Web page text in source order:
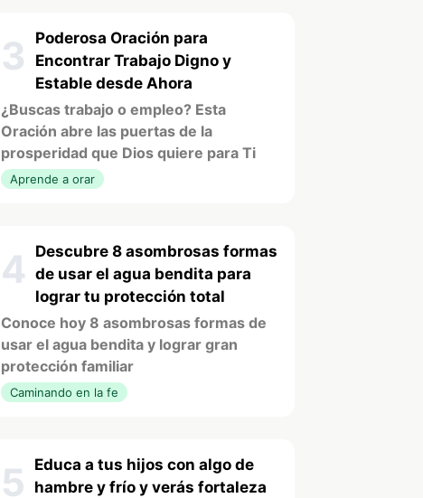
3
Poderosa Oración para
Encontrar Trabajo Digno y
Estable desde Ahora
¿Buscas trabajo o empleo? Esta
Oración abre las puertas de la
prosperidad que Dios quiere para Ti
Aprende a orar
4
Descubre 8 asombrosas formas
de usar el agua bendita para
lograr tu protección total
Conoce hoy 8 asombrosas formas de
usar el agua bendita y lograr gran
protección familiar
Caminando en la fe
5
Educa a tus hijos con algo de
hambre y frío y verás fortaleza